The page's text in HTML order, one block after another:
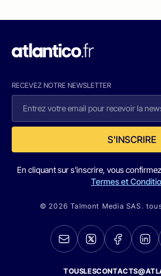
RECEVEZ NOTRE NEWSLETTER
S'INSCRIRE
En cliquant sur s'inscrire, vous
Termes et
© 2026 Talmont Media SAS.